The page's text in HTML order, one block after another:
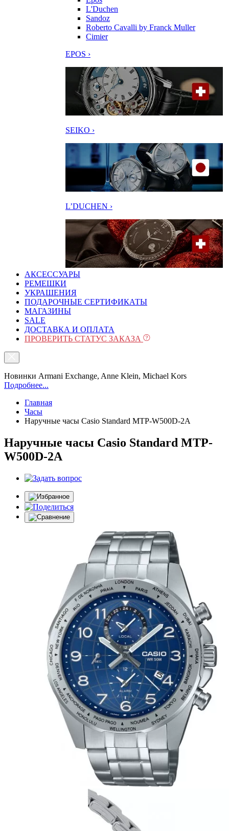
L'Duchen
Sandoz
Roberto Cavalli by Franck Muller
Cimier
EPOS ›
SEIKO ›
L’DUCHEN ›
АКСЕССУАРЫ
РЕМЕШКИ
УКРАШЕНИЯ
ПОДАРОЧНЫЕ СЕРТИФИКАТЫ
МАГАЗИНЫ
SALE
ДОСТАВКА И ОПЛАТА
ПРОВЕРИТЬ СТАТУС ЗАКАЗА
Новинки Armani Exchange, Anne Klein, Michael Kors
Подробнее...
Главная
Часы
Наручные часы Casio Standard MTP-W500D-2A
Наручные часы Casio Standard MTP-
W500D-2A